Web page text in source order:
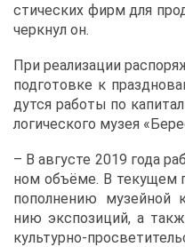
сти­че­ских фирм для
черк­нул он.
При ре­а­ли­за­ции
под­го­тов­ке к
дут­ся ра­бо­ты по
ло­ги­че­ско­го му­зея
– В ав­гу­сте 2019 го­да
ном объ­ё­ме. В те­ку­щем
по­пол­не­нию му­зей­ной
нию экс­по­зи­ций, а
куль­тур­но-